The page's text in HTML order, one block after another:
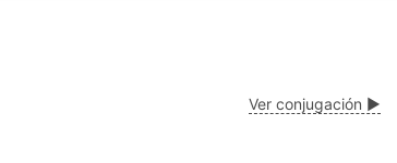
Ver conjugación ▶